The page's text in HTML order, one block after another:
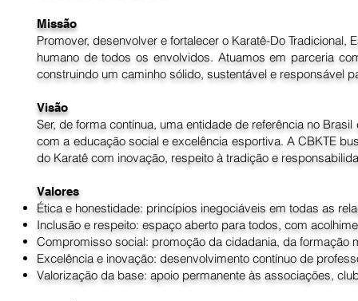
CONSIDERANDO a necessidade de assegurar
observância às normas estatutárias;
RESOLVE:
Art. 2º Existindo uma ou mais Federações
deverá, obrigatoriamente, vincular-se a uma dessas
regularidade confederativa.
Pretas diretamente junto à Confederação CBKTE.
Art. 4º Na hipótese de a Federação à qual o Faixa
manter sua regularidade por meio de filiação
Art. 5º Nos Estados em que exista mais de uma
poderá transferir-se para outra Federação
Missão
Promover, desenvolver e fortalecer o Karatê-Do
humano de todos os envolvidos. Atuamos em parceria
construindo um caminho sólido, sustentável e responsável
Visão
Ser, de forma contínua, uma entidade de referência no
com a educação social e excelência esportiva. A CBKTE
do Karatê com inovação, respeito à tradição e
Valores
Ética e honestidade: princípios inegociáveis em todas as
Inclusão e respeito: espaço aberto para todos, com
Compromisso social: promoção da cidadania, da formação
Excelência e inovação: desenvolvimento contínuo de
Valorização da base: apoio permanente às associações,